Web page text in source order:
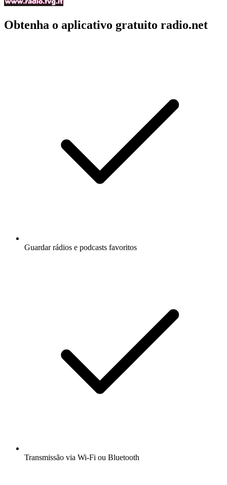
Obtenha o aplicativo gratuito radio.net
Guardar rádios e podcasts favoritos
Transmissão via Wi-Fi ou Bluetooth